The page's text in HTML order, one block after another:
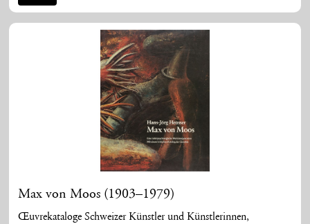
Max von Moos (1903–1979)
Œuvrekataloge Schweizer Künstler und Künstlerinnen,